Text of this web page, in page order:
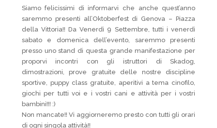
Siamo felicissimi di informarvi che anche quest’anno
saremmo presenti all’Oktoberfest di Genova – Piazza
della Vittoria!! Da Venerdì 9 Settembre, tutti i venerdì
sabato e domenica dell’evento, saremmo presenti
presso uno stand di questa grande manifestazione per
proporvi incontri con gli istruttori di Skadog,
dimostrazioni, prove gratuite delle nostre discipline
sportive, puppy class gratuite, aperitivi a tema cinofilo,
giochi per tutti voi e i vostri cani e attività per i vostri
bambini!!! :)
Non mancate!! Vi aggiorneremo presto con tutti gli orari
di ogni singola attività!!